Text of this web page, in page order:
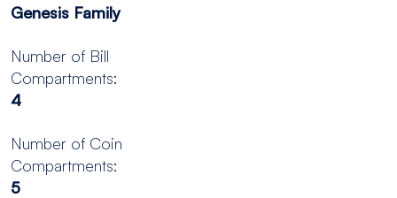
Genesis Family
Number of Bill
Compartments:
4
Number of Coin
Compartments:
5